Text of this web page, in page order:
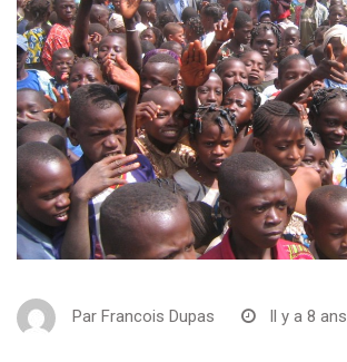
Par Francois Dupas Il y a 8 ans